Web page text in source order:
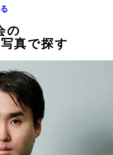
の
真で探す